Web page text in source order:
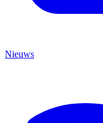
Nieuws